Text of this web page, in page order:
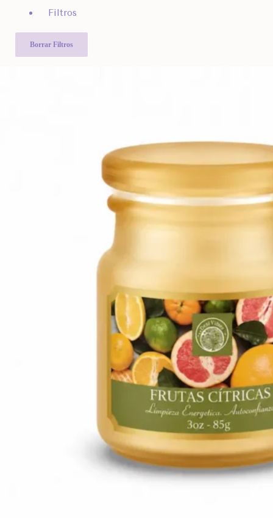
Otras Categorías
Filtros
Borrar Filtros